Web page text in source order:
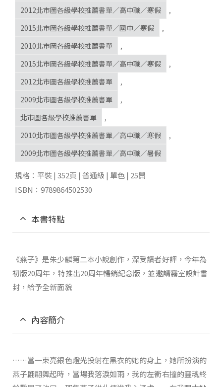
2012北市圖各級學校推薦書單／高中職／寒假
,
2015北市圖各級學校推薦書單／國中／寒假
,
2010北市圖各級學校推薦書單
,
2015北市圖各級學校推薦書單／高中職／寒假
,
2012北市圖各級學校推薦書單
,
2009北市圖各級學校推薦書單
,
北市圖各級學校推薦書單
,
2010北市圖各級學校推薦書單／高中職／寒假
,
2009北市圖各級學校推薦書單／高中職／暑假
規格：平裝 | 352頁 | 普通級 | 單色 | 25開
ISBN：9789864502530
本書特點
《燕子》是朱少麟第二本小說創作，深受讀者好評，今年為
初版20周年，特推出20周年暢銷紀念版，並邀請霧室設計書
封，給予全新面貌
內容簡介
……當一束亮銀色燈光投射在黑衣的她的身上，她所扮演的
燕子翩翩舞起時，當場我落淚如雨，我的左衝右撞的靈魂終